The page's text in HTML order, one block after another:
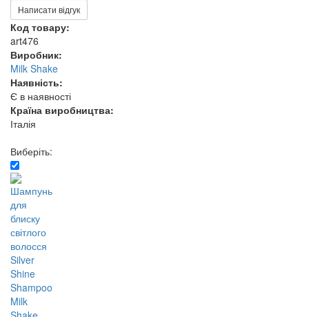
Написати відгук
Код товару:
art476
Виробник:
Milk Shake
Наявність:
Є в наявності
Країна виробництва:
Італія
Виберіть: